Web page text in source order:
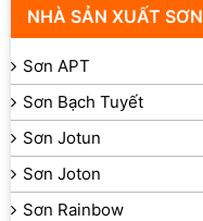
NHÀ SẢN XUẤT SƠN
Sơn APT
Sơn Bạch Tuyết
Sơn Jotun
Sơn Joton
Sơn Rainbow